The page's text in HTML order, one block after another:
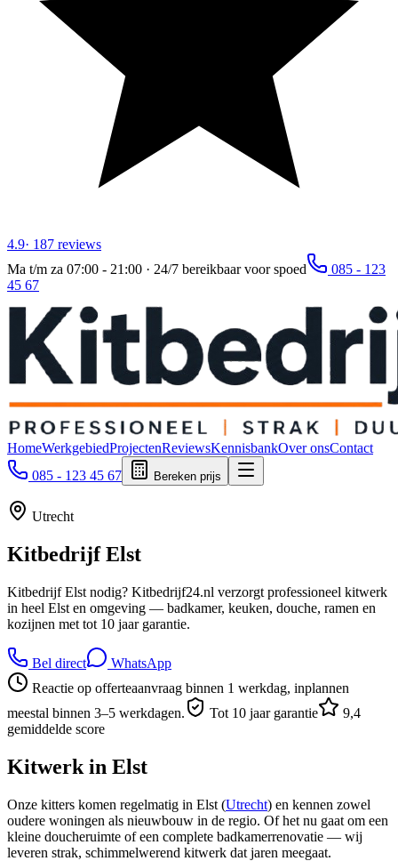
4.9· 187 reviews
Ma t/m za 07:00 - 21:00 · 24/7 bereikbaar voor spoed
085 - 123
45 67
HomeWerkgebiedProjectenReviewsKennisbankOver onsContact
085 - 123 45 67
Bereken prijs
Utrecht
KitbedrijfElst
Kitbedrijf Elst nodig? Kitbedrijf24.nl verzorgt professioneel kitwerk
in heel Elst en omgeving — badkamer, keuken, douche, ramen en
kozijnen met tot 10 jaar garantie.
Bel direct
WhatsApp
Reactie op offerteaanvraag binnen 1 werkdag, inplannen
meestal binnen 3–5 werkdagen.
Tot 10 jaar garantie
9,4
gemiddelde score
Kitwerk in Elst
Onze kitters komen regelmatig in Elst (Utrecht) en kennen zowel
oudere woningen als nieuwbouw in de regio. Of het nu gaat om een
kleine doucheruimte of een complete badkamerrenovatie — wij
leveren strak, schimmelwerend kitwerk dat jaren meegaat.